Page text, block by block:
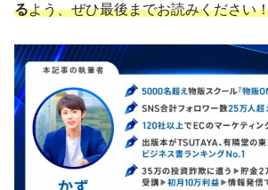
るよう、ぜひ最後までお読みください